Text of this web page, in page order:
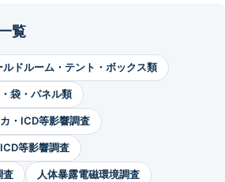
覧
ルドルーム・テント・ボックス類
袋・パネル類
・ICD等影響調査
等影響調査
査 人体暴露電磁環境調査